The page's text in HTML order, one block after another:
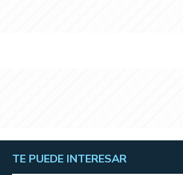
TE PUEDE INTERESAR